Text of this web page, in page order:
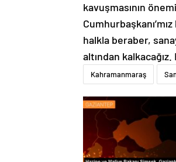
kavuşmasının
halkla beraber,
altından
Kahramanmaraş